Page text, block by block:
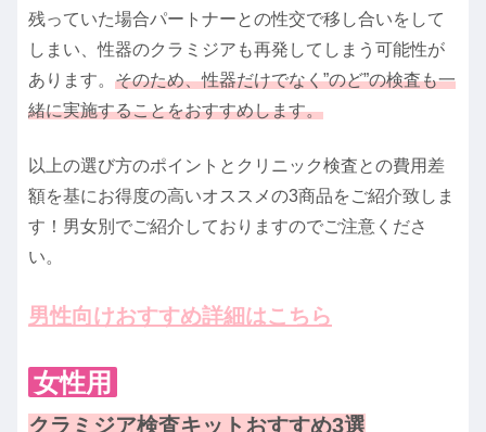
残っていた場合パートナーとの性交で移し合いをして
しまい、性器のクラミジアも再発してしまう可能性が
あります。 そのため、性器だけでなく”のど”の検査も一
緒に実施することをおすすめします。
以上の選び方のポイントとクリニック検査との費用差
額を基にお得度の高いオススメの3商品をご紹介致しま
す！男女別でご紹介しておりますのでご注意くださ
い。
男性向けおすすめ詳細はこちら
女性用
クラミジア検査キットおすすめ3選